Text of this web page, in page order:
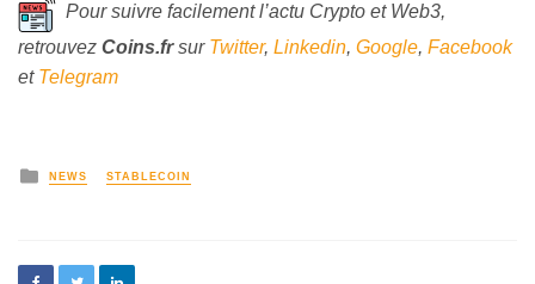
Pour suivre facilement l’actu Crypto et Web3,
retrouvez Coins.frsur Twitter, Linkedin, Google, Facebook
et Telegram
NEWS STABLECOIN